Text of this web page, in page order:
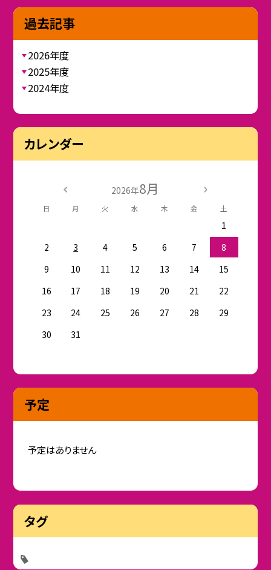
過去記事
2026年度
2025年度
2024年度
カレンダー
2026年8月
日 月 火 水 木 金 土
1
2
3 4 5 6 7
8
9
10 11 12 13 14
15
16
17 18 19 20 21
22
23
24 25 26 27 28
29
30
31
予定
予定はありません
タグ